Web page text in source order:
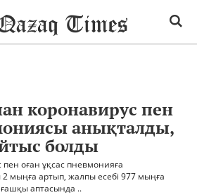
коронавирус пен
анықталды,
болды
оған ұқсас пневмонияға
мыңға артып, жалпы есебі 977 мыңға
аптасында ..